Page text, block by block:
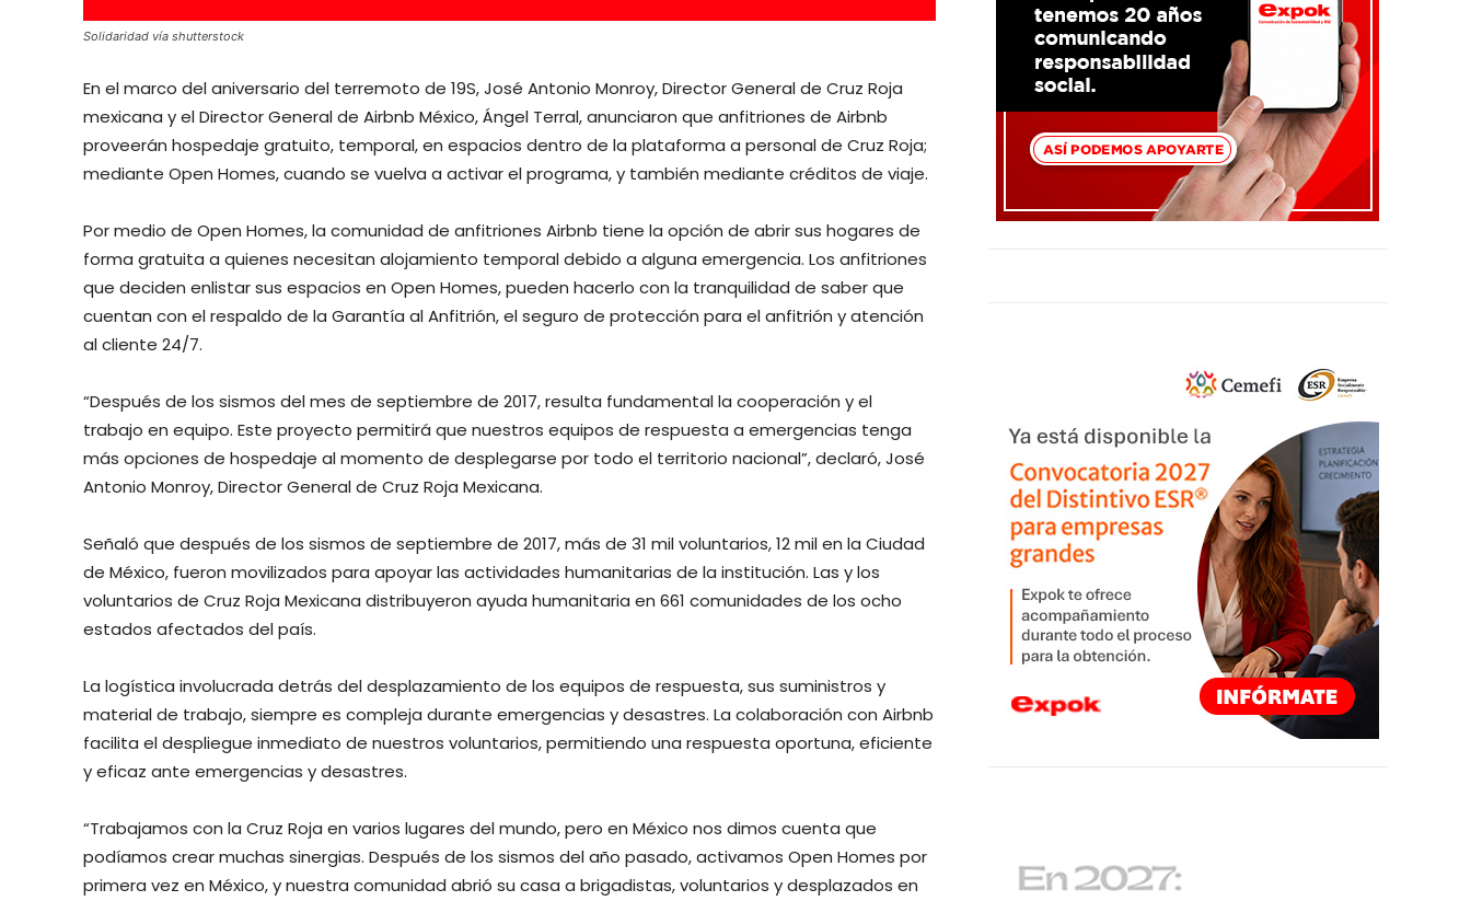
Solidaridad vía shutterstock
En el marco del aniversario del terremoto de 19S, José Antonio Monroy, Director General de Cruz Roja
mexicana y el Director General de Airbnb México, Ángel Terral, anunciaron que anfitriones de Airbnb
proveerán hospedaje gratuito, temporal, en espacios dentro de la plataforma a personal de Cruz Roja;
mediante Open Homes, cuando se vuelva a activar el programa, y también mediante créditos de viaje.
Por medio de Open Homes, la comunidad de anfitriones Airbnb tiene la opción de abrir sus hogares de
forma gratuita a quienes necesitan alojamiento temporal debido a alguna emergencia. Los anfitriones
que deciden enlistar sus espacios en Open Homes, pueden hacerlo con la tranquilidad de saber que
cuentan con el respaldo de la Garantía al Anfitrión, el seguro de protección para el anfitrión y atención
al cliente 24/7.
“Después de los sismos del mes de septiembre de 2017, resulta fundamental la cooperación y el
trabajo en equipo. Este proyecto permitirá que nuestros equipos de respuesta a emergencias tenga
más opciones de hospedaje al momento de desplegarse por todo el territorio nacional”, declaró, José
Antonio Monroy, Director General de Cruz Roja Mexicana.
Señaló que después de los sismos de septiembre de 2017, más de 31 mil voluntarios, 12 mil en la Ciudad
de México, fueron movilizados para apoyar las actividades humanitarias de la institución. Las y los
voluntarios de Cruz Roja Mexicana distribuyeron ayuda humanitaria en 661 comunidades de los ocho
estados afectados del país.
La logística involucrada detrás del desplazamiento de los equipos de respuesta, sus suministros y
material de trabajo, siempre es compleja durante emergencias y desastres. La colaboración con Airbnb
facilita el despliegue inmediato de nuestros voluntarios, permitiendo una respuesta oportuna, eficiente
y eficaz ante emergencias y desastres.
“Trabajamos con la Cruz Roja en varios lugares del mundo, pero en México nos dimos cuenta que
podíamos crear muchas sinergias. Después de los sismos del año pasado, activamos Open Homes por
primera vez en México, y nuestra comunidad abrió su casa a brigadistas, voluntarios y desplazados en